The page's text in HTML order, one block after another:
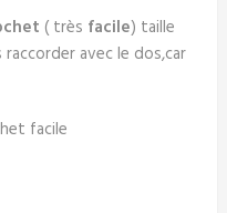
( très facile) taille
avec le dos,car